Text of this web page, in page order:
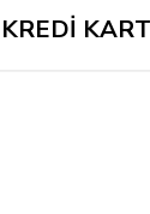
KREDİ